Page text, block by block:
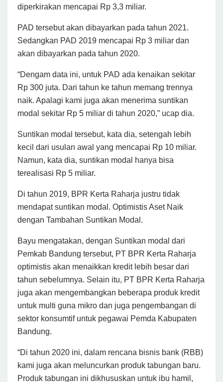
diperkirakan mencapai Rp 3,3 miliar.
PAD tersebut akan dibayarkan pada tahun 2021.
Sedangkan PAD 2019 mencapai Rp 3 miliar dan
akan dibayarkan pada tahun 2020.
“Dengam data ini, untuk PAD ada kenaikan sekitar
Rp 300 juta. Dari tahun ke tahun memang trennya
naik. Apalagi kami juga akan menerima suntikan
modal sekitar Rp 5 miliar di tahun 2020,” ucap dia.
Suntikan modal tersebut, kata dia, setengah lebih
kecil dari usulan awal yang mencapai Rp 10 miliar.
Namun, kata dia, suntikan modal hanya bisa
terealisasi Rp 5 miliar.
Di tahun 2019, BPR Kerta Raharja justru tidak
mendapat suntikan modal. Optimistis Aset Naik
dengan Tambahan Suntikan Modal.
Bayu mengatakan, dengan Suntikan modal dari
Pemkab Bandung tersebut, PT BPR Kerta Raharja
optimistis akan menaikkan kredit lebih besar dari
tahun sebelumnya. Selain itu, PT BPR Kerta Raharja
juga akan mengembangkan beberapa produk kredit
untuk multi guna mikro dan juga pengembangan di
sektor konsumtif untuk pegawai Pemda Kabupaten
Bandung.
“Di tahun 2020 ini, dalam rencana bisnis bank (RBB)
kami juga akan meluncurkan produk tabungan baru.
Produk tabungan ini dikhususkan untuk ibu hamil,